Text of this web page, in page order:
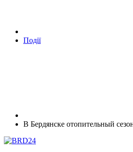
Події
В Бердянске отопительный